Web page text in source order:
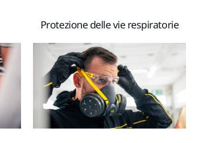
Protezione delle vie respiratorie